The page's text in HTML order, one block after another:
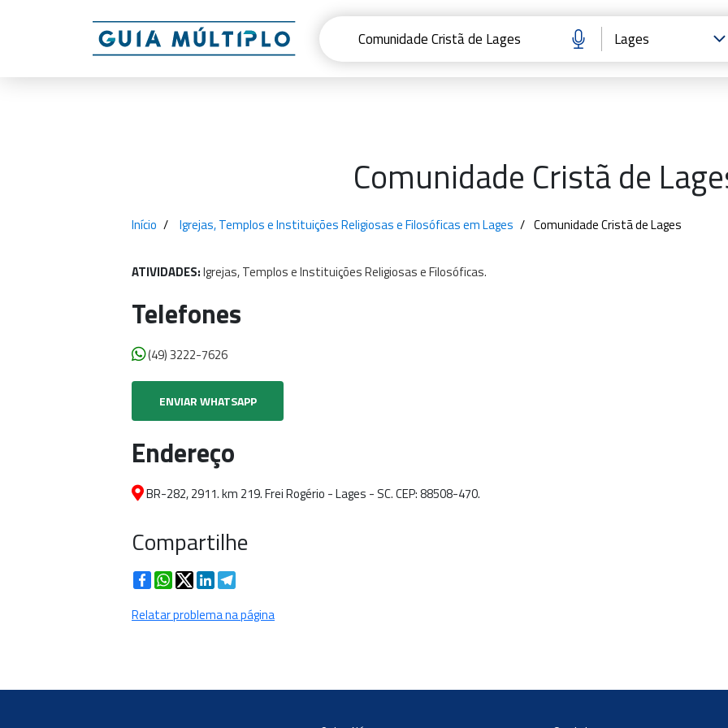
Comunidade Cristã de
Início Igrejas, Templos e Instituições Religiosas e Filosóficas em Lages Comunidade Cristã de Lages
ATIVIDADES:Igrejas,TemploseInstituiçõesReligiosaseFilosóficas.
Telefones
(49) 3222-7626
ENVIAR WHATSAPP
Endereço
BR-282, 2911. km 219. Frei Rogério - Lages - SC. CEP: 88508-470.
Compartilhe
FacebookWhatsApp
TwitterLinkedIn
Relatar problema na página